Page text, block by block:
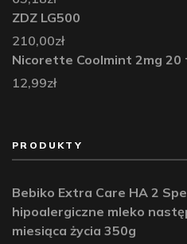
ZDZ LG500
210,00zł
Nicorette Coolmint 2mg
12,99zł
PRODUKTY
Bebiko Extra Care HA 2
hipoalergiczne mleko
miesiąca życia 350g